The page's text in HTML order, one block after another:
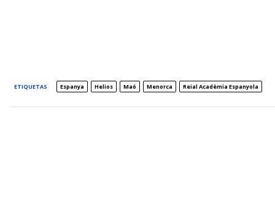
ETIQUETAS Espanya Helios Maó Menorca Reial Acadèmia Espanyola